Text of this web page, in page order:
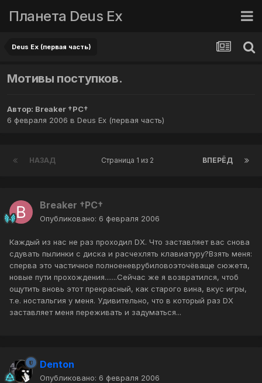
Планета Deus Ex
Deus Ex (первая часть)
Мотивы поступков.
Автор: Breaker †PC†
6 февраля 2006 в Deus Ex (первая часть)
НАЗАД ВПЕРЁД
Страница 1 из 2
Breaker †PC†
Опубликовано: 6 февраля 2006
Каждый из нас не раз проходил DX. Что заставляет вас снова
сдувать пылинки с диска и расчехлять клавиатуру?Взять меня:
сперва это частичное полноеневрубиловоэточёваще сюжета,
новые пути прохождения.......Сейчас же я возвратился, чтоб
ощутить вновь этот прекрасный, как старого вина, вкус игры,
т.е. ностальгия у меня. Удивительно, что в который раз DX
заставляет меня переживать и задуматься...
Denton
Опубликовано: 6 февраля 2006